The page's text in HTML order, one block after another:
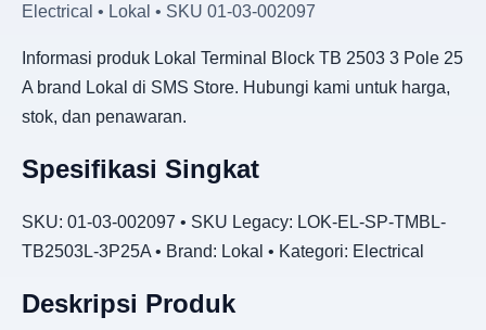
Electrical • Lokal • SKU 01-03-002097
Informasi produk Lokal Terminal Block TB 2503 3 Pole 25
A brand Lokal di SMS Store. Hubungi kami untuk harga,
stok, dan penawaran.
Spesifikasi Singkat
SKU: 01-03-002097 • SKU Legacy: LOK-EL-SP-TMBL-
TB2503L-3P25A • Brand: Lokal • Kategori: Electrical
Deskripsi Produk